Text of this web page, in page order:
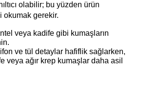
olabilir; bu yüzden ürün
okumak gerekir.
veya kadife gibi kumaşların
ve tül detaylar hafiflik sağlarken,
veya ağır krep kumaşlar daha asil